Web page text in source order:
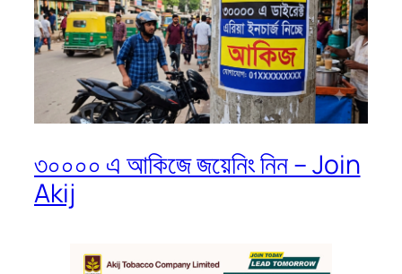
৩০০০০ এ আকিজে জয়েনিং নিন – Join
Akij